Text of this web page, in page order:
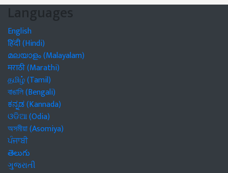
Languages
English
हिंदी (Hindi)
മലയാളം (Malayalam)
मराठी (Marathi)
தமிழ் (Tamil)
বাঙালি (Bengali)
ಕನ್ನಡ (Kannada)
ଓଡିଆ (Odia)
অসমীয়া (Asomiya)
ਪੰਜਾਬੀ
తెలుగు
ગુજરાતી